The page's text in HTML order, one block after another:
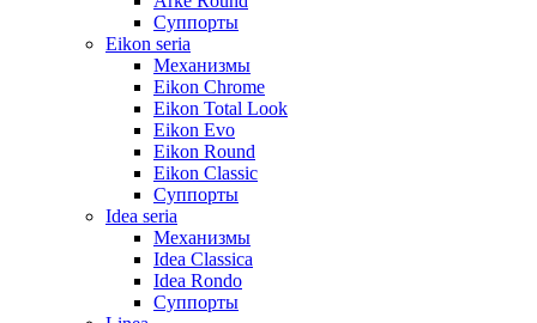
Суппорты
Eikon seria
Механизмы
Eikon Chrome
Eikon Total Look
Eikon Evo
Eikon Round
Eikon Classic
Суппорты
Idea seria
Механизмы
Idea Classica
Idea Rondo
Суппорты